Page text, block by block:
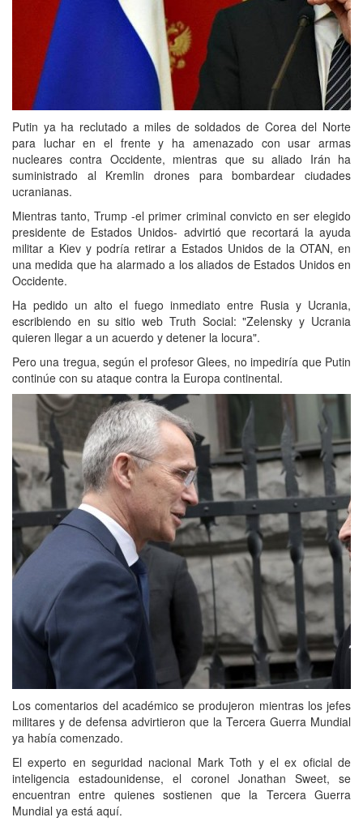
Putin ya ha reclutado a miles de soldados de Corea del Norte
para luchar en el frente y ha amenazado con usar armas
nucleares contra Occidente, mientras que su aliado Irán ha
suministrado al Kremlin drones para bombardear ciudades
ucranianas.
Mientras tanto, Trump -el primer criminal convicto en ser elegido
presidente de Estados Unidos- advirtió que recortará la ayuda
militar a Kiev y podría retirar a Estados Unidos de la OTAN, en
una medida que ha alarmado a los aliados de Estados Unidos en
Occidente.
Ha pedido un alto el fuego inmediato entre Rusia y Ucrania,
escribiendo en su sitio web Truth Social: "Zelensky y Ucrania
quieren llegar a un acuerdo y detener la locura".
Pero una tregua, según el profesor Glees, no impediría que Putin
continúe con su ataque contra la Europa continental.
Los comentarios del académico se produjeron mientras los jefes
militares y de defensa advirtieron que la Tercera Guerra Mundial
ya había comenzado.
El experto en seguridad nacional Mark Toth y el ex oficial de
inteligencia estadounidense, el coronel Jonathan Sweet, se
encuentran entre quienes sostienen que la Tercera Guerra
Mundial ya está aquí.